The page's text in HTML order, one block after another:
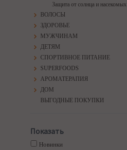
Защита от солнца и насекомых
ВОЛОСЫ
ЗДОРОВЬЕ
МУЖЧИНАМ
ДЕТЯМ
СПОРТИВНОЕ ПИТАНИЕ
SUPERFOODS
АРОМАТЕРАПИЯ
ДОМ
ВЫГОДНЫЕ ПОКУПКИ
Показать
Новинки